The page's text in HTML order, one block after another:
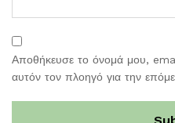
Αποθήκευσε το όνομά μου,
αυτόν τον πλοηγό για την